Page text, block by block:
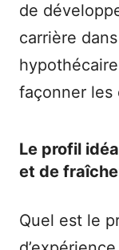
de
carrière
façonner les
Le profil
et de
Quel est le